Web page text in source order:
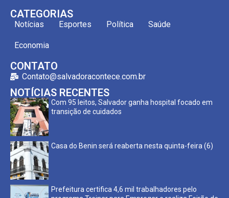
CATEGORIAS
Notícias Esportes Política Saúde
Economia
CONTATO
Contato@salvadoracontece.com.br
NOTÍCIAS RECENTES
Com 95 leitos, Salvador ganha hospital focado em
transição de cuidados
Casa do Benin será reaberta nesta quinta-feira (6)
Prefeitura certifica 4,6 mil trabalhadores pelo